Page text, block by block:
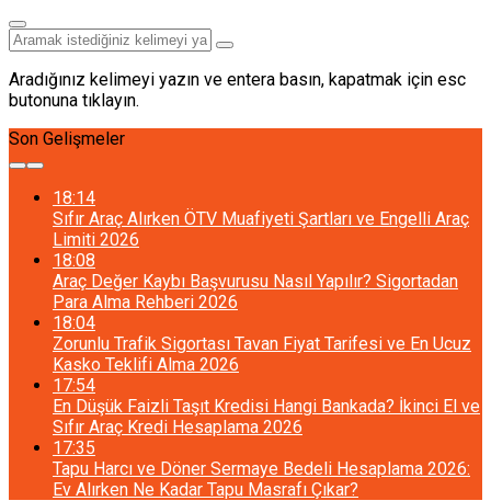
Aradığınız kelimeyi yazın ve entera basın, kapatmak için esc
butonuna tıklayın.
Son Gelişmeler
18:14
Sıfır Araç Alırken ÖTV Muafiyeti Şartları ve Engelli Araç
Limiti 2026
18:08
Araç Değer Kaybı Başvurusu Nasıl Yapılır? Sigortadan
Para Alma Rehberi 2026
18:04
Zorunlu Trafik Sigortası Tavan Fiyat Tarifesi ve En Ucuz
Kasko Teklifi Alma 2026
17:54
En Düşük Faizli Taşıt Kredisi Hangi Bankada? İkinci El ve
Sıfır Araç Kredi Hesaplama 2026
17:35
Tapu Harcı ve Döner Sermaye Bedeli Hesaplama 2026:
Ev Alırken Ne Kadar Tapu Masrafı Çıkar?